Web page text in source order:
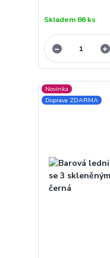
Skladem 86 ks
Novinka
Doprava ZDARMA